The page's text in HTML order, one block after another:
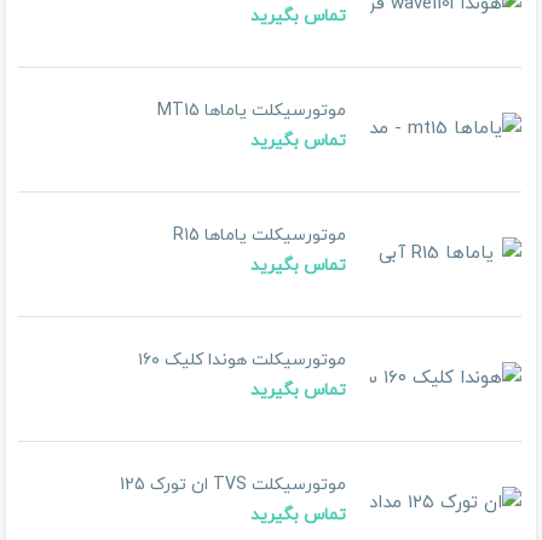
تماس بگیرید
موتورسیکلت یاماها MT15
تماس بگیرید
موتورسیکلت یاماها R15
تماس بگیرید
موتورسیکلت هوندا کلیک ۱۶۰
تماس بگیرید
موتورسیکلت TVS ان تورک 125
تماس بگیرید